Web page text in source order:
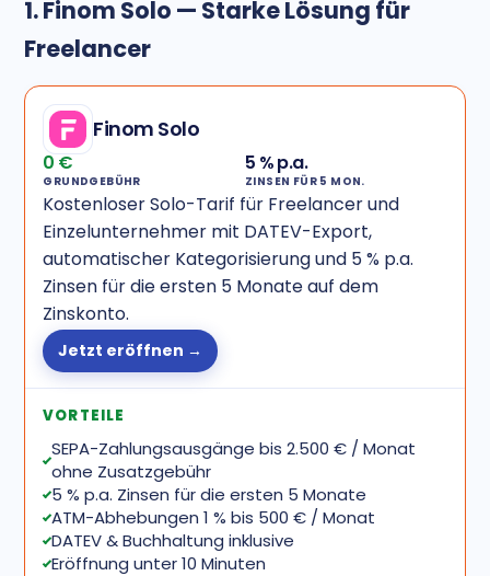
1. Finom Solo — Starke Lösung für
Freelancer
Finom Solo
0 €
GRUNDGEBÜHR
5 % p.a.
ZINSEN FÜR 5 MON.
Kostenloser Solo-Tarif für Freelancer und
Einzelunternehmer mit DATEV-Export,
automatischer Kategorisierung und 5 % p.a.
Zinsen für die ersten 5 Monate auf dem
Zinskonto.
Jetzt eröffnen →
VORTEILE
SEPA-Zahlungsausgänge bis 2.500 € / Monat
ohne Zusatzgebühr
5 % p.a. Zinsen für die ersten 5 Monate
ATM-Abhebungen 1 % bis 500 € / Monat
DATEV & Buchhaltung inklusive
Eröffnung unter 10 Minuten